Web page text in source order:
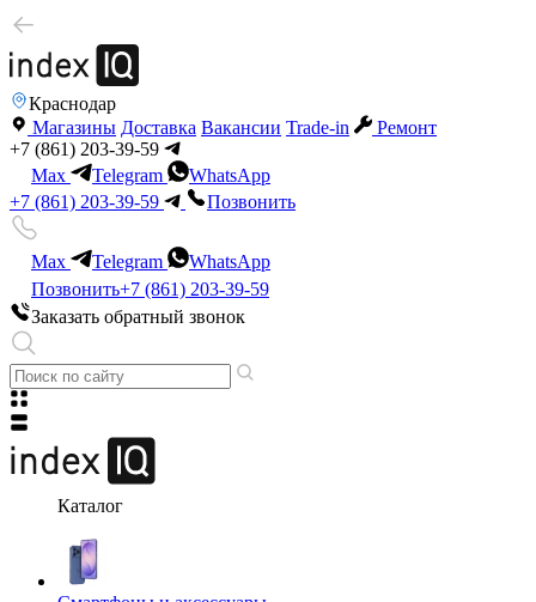
Краснодар
Магазины Доставка Вакансии Trade-in
Ремонт
+7 (861) 203-39-59
Max
Telegram
WhatsApp
+7 (861) 203-39-59
Позвонить
Max Telegram
WhatsApp
Позвонить+7 (861) 203-39-59
Заказать обратный звонок
Каталог